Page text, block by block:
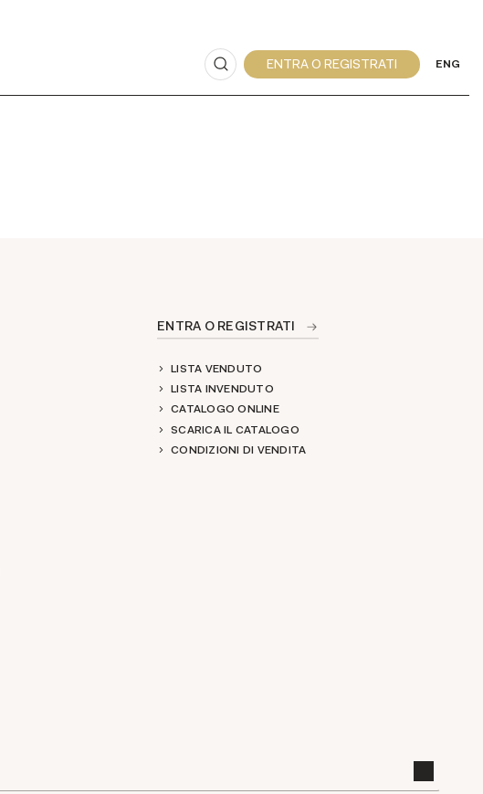
ENG
ENTRA O REGISTRATI
LISTA VENDUTO
LISTA INVENDUTO
CATALOGO ONLINE
SCARICA IL CATALOGO
CONDIZIONI DI VENDITA